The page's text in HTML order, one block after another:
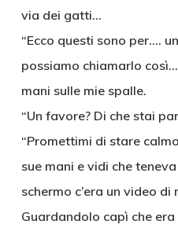
via dei gatti…
“Ecco questi sono per….
possiamo chiamarlo
mani sulle mie spalle.
“Un favore? Di che stai
“Promettimi di stare
sue mani e vidi che
schermo c’era un video
Guardandolo capì che